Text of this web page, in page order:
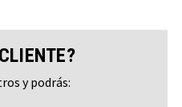
y podrás: